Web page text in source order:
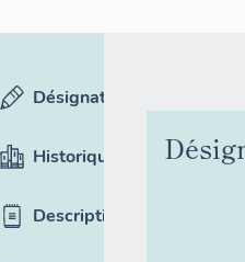
Désignation
Historique
Description